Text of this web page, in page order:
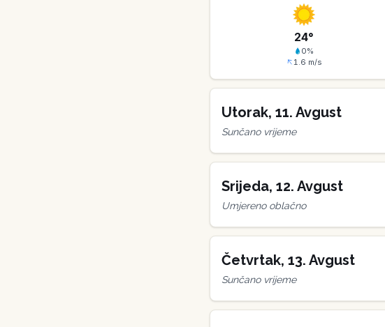
24°
0%
1.6 m/s
Utorak, 11. Avgust
Sunčano vrijeme
Srijeda, 12. Avgust
Umjereno oblačno
Četvrtak, 13. Avgust
Sunčano vrijeme